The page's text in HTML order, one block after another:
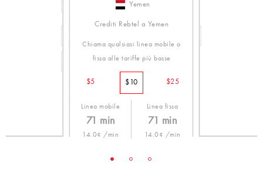
Yemen
Crediti Rebtel a Yemen
Chiama qualsiasi linea mobile o
fissa alle tariffe più basse
$5 $10 $25
Linea mobile
71 min
14.0¢ /min
Linea fissa
71 min
14.0¢ /min